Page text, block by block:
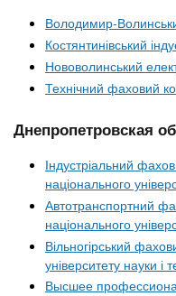
Володимир-
Костянтинівський
Нововолинський
Технічний фаховий
Днепропетровская
Індустріальний
національного
Автотранспортний
національного
Вільногірський
університету науки і
Высшее